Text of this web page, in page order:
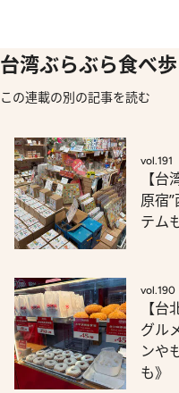
台湾ぶらぶら食べ
この連載の別の記事を読む
vol.191
【
原宿
テム
vol.190
【
グル
ンや
も》